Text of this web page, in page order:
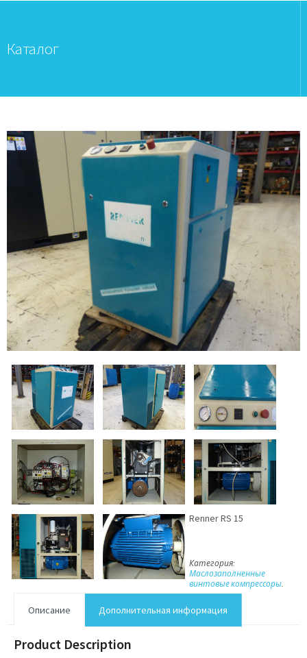
Каталог
Renner RS 15
Категория:
Маслозаполненные
винтовые компрессоры
Описание Дополнительная информация
Product Description